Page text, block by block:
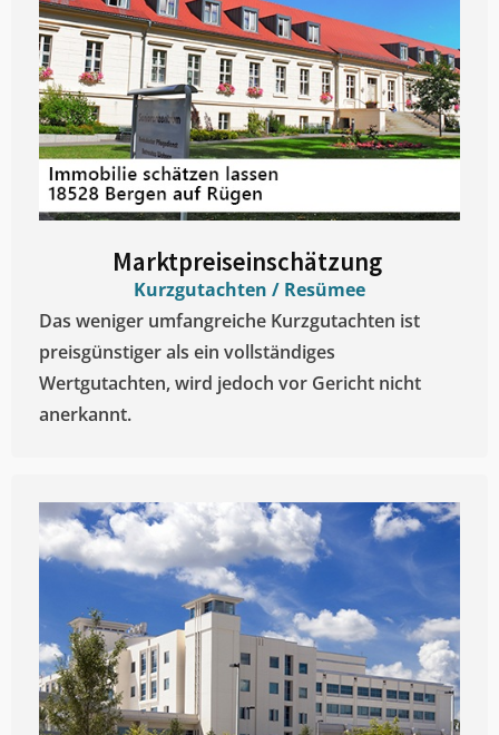
Marktpreiseinschätzung ​
Kurzgutachten / Resümee
Das weniger umfangreiche Kurzgutachten ist
preisgünstiger als ein vollständiges
Wertgutachten, wird jedoch vor Gericht nicht
anerkannt.